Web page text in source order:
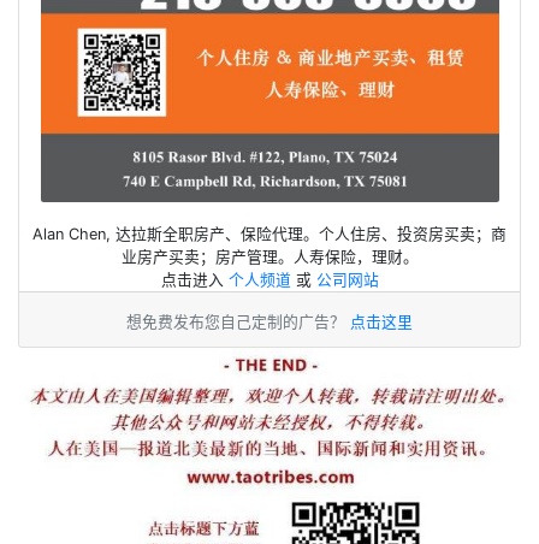
Alan Chen, 达拉斯全职房产、保险代理。个人住房、投资房买卖；商
业房产买卖；房产管理。人寿保险，理财。
点击进入 个人频道 或 公司网站
想免费发布您自己定制的广告？ 点击这里